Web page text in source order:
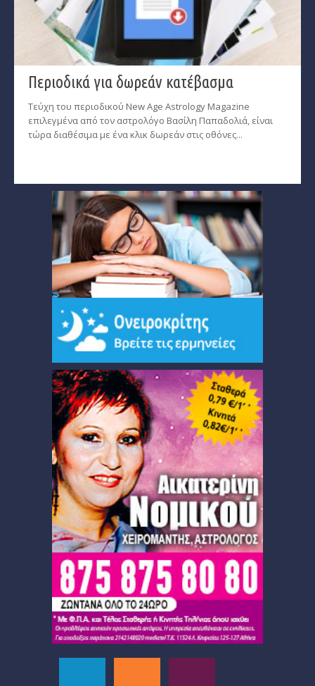
Περιοδικά για δωρεάν κατέβασμα
Τεύχη του περιοδικού New Age Astrology Magazine
επιλεγμένα από τον αστρολόγο Βασίλη Παπαδολιά, είναι
τώρα διαθέσιμα με ένα κλικ δωρεάν στις οθόνες...